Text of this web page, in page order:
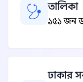
তালিকা
১৫১ জন
ঢাকার